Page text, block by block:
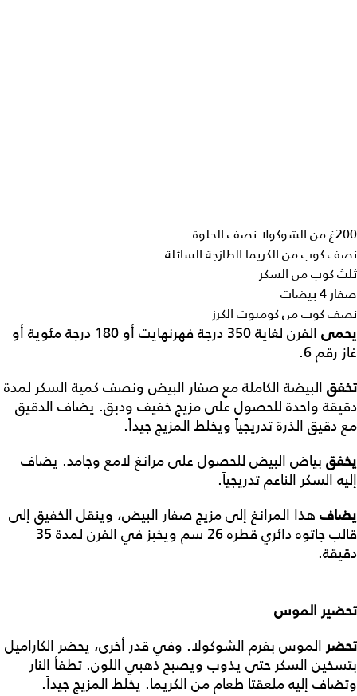
200غ من الشوكولا نصف الحلوة
نصف كوب من الكريما الطازجة السائلة
ثلث كوب من السكر
صفار 4 بيضات
نصف كوب من كومبوت الكرز
يحمى
الفرن لغاية 350 درجة فهرنهايت أو 180 درجة مئوية أو
غاز رقم 6.
تخفق البيضة الكاملة مع صفار البيض ونصف كمية السكر لمدة
دقيقة واحدة للحصول على مزيج خفيف ودبق. يضاف الدقيق
مع دقيق الذرة تدريجياً ويخلط المزيج جيداً.
يخفق بياض البيض للحصول على مرانغ لامع وجامد. يضاف
إليه السكر الناعم تدريجياً.
يضاف هذا المرانغ إلى مزيج صفار البيض، وينقل الخفيق إلى
قالب جاتوه دائري قطره 26 سم ويخبز في الفرن لمدة 35
دقيقة.
تحضير الموس
تحضرالموس بفرم الشوكولا. وفي قدر أخرى، يحضر الكاراميل
بتسخين السكر حتى يذوب ويصبح ذهبي اللون. تطفأ النار
وتضاف إليه ملعقتا طعام من الكريما. يخلط المزيج جيداً.